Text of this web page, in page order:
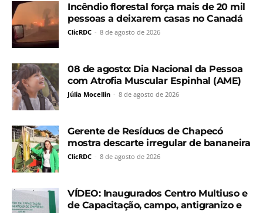
Incêndio florestal força mais de 20 mil
pessoas a deixarem casas no Canadá
ClicRDC - 8 de agosto de 2026
08 de agosto: Dia Nacional da Pessoa
com Atrofia Muscular Espinhal (AME)
Júlia Mocellin - 8 de agosto de 2026
Gerente de Resíduos de Chapecó
mostra descarte irregular de bananeira
ClicRDC - 8 de agosto de 2026
VÍDEO: Inaugurados Centro Multiuso e
de Capacitação, campo, antigranizo e